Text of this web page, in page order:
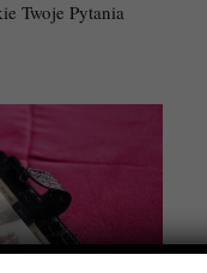
Twoje Pytania